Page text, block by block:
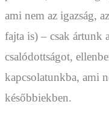
ami nem az igazság,
fajta is) – csak ártunk
csalódottságot,
kapcsolatunkba, ami
későbbiekben.